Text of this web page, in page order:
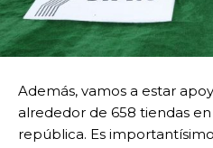
Además, vamos a estar
alrededor de 658 tiendas
república. Es